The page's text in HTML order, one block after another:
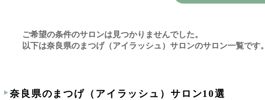
ご希望の条件のサロンは見つかりませんでした。
以下は奈良県のまつげ（アイラッシュ）サロンのサロン一覧です。
奈良県のまつげ（アイラッシュ）サロン10選